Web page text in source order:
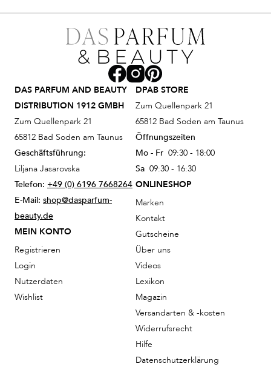
DAS PARFUM AND BEAUTY
DISTRIBUTION 1912 GMBH
Zum Quellenpark 21
65812 Bad Soden am Taunus
Geschäftsführung:
Liljana Jasarovska
Telefon: +49 (0) 6196 7668264
E-Mail: shop@dasparfum-
beauty.de
MEIN KONTO
Registrieren
Login
Nutzerdaten
Wishlist
DPAB STORE
Zum Quellenpark 21
65812 Bad Soden am Taunus
Öffnungszeiten
Mo - Fr 09:30 - 18:00
Sa 09:30 - 16:30
ONLINESHOP
Marken
Kontakt
Gutscheine
Über uns
Videos
Lexikon
Magazin
Versandarten & -kosten
Widerrufsrecht
Hilfe
Datenschutzerklärung